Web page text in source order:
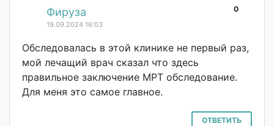
0
Фируза
19.09.2024 16:03
Обследовалась в этой клинике не первый раз,
мой лечащий врач сказал что здесь
правильное заключение МРТ обследование.
Для меня это самое главное.
ОТВЕТИТЬ